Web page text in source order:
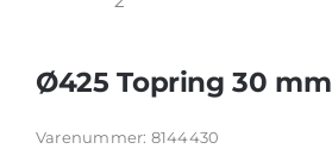
Ø425 Topring 30 mm
Varenummer: 8144430